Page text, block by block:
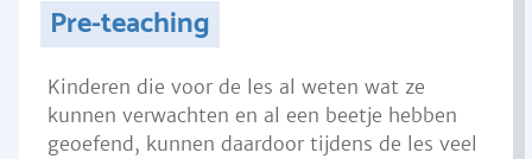
Pre-teaching
Kinderen die voor de les al weten wat ze
kunnen verwachten en al een beetje hebben
geoefend, kunnen daardoor tijdens de les veel